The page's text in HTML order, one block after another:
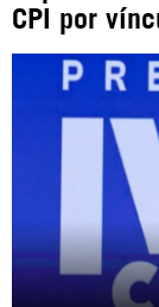
CPI por